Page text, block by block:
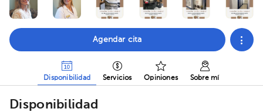
Agendar cita
Disponibilidad Servicios Opiniones Sobre mí
Disponibilidad